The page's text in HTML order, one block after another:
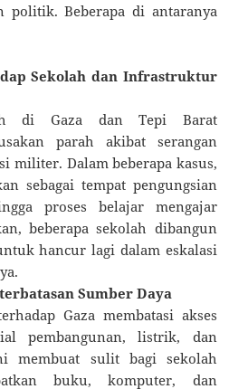
politik. Beberapa di antaranya
Sekolah dan Infrastruktur
di Gaza dan Tepi Barat
parah akibat serangan
militer. Dalam beberapa kasus,
sebagai tempat pengungsian
proses belajar mengajar
beberapa sekolah dibangun
hancur lagi dalam eskalasi
Sumber Daya
Gaza membatasi akses
pembangunan, listrik, dan
membuat sulit bagi sekolah
buku, komputer, dan